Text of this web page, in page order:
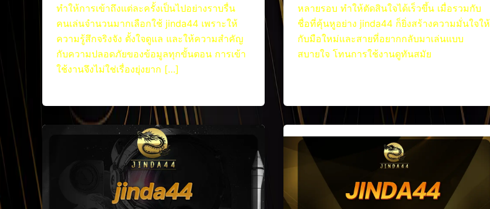
ทำให้การเข้าถึงแต่ละครั้งเป็นไปอย่างราบรื่น
คนเล่นจำนวนมากเลือกใช้ jinda44 เพราะให้
ความรู้สึกจริงจัง ตั้งใจดูแล และให้ความสำคัญ
กับความปลอดภัยของข้อมูลทุกขั้นตอน การเข้า
ใช้งานจึงไม่ใช่เรื่องยุ่งยาก […]
หลายรอบ ทำให้ตัดสินใจได้เร็วขึ้น เมื่อรวมกับ
ชื่อที่คุ้นหูอย่าง jinda44 ก็ยิ่งสร้างความมั่นใจให้
กับมือใหม่และสายที่อยากกลับมาเล่นแบบ
สบายใจ โทนการใช้งานดูทันสมัย